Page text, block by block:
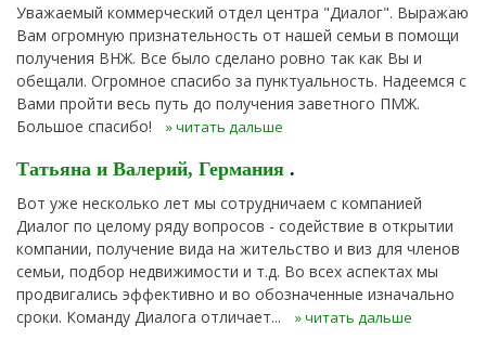
Уважаемый коммерческий отдел центра "Диалог". Выражаю
Вам огромную признательность от нашей семьи в помощи
получения ВНЖ. Все было сделано ровно так как Вы и
обещали. Огромное спасибо за пунктуальность. Надеемся с
Вами пройти весь путь до получения заветного ПМЖ.
Большое спасибо!
» читать дальше
Татьяна и Валерий, Германия .
Вот уже несколько лет мы сотрудничаем с компанией
Диалог по целому ряду вопросов - содействие в открытии
компании, получение вида на жительство и виз для членов
семьи, подбор недвижимости и т.д. Во всех аспектах мы
продвигались эффективно и во обозначенные изначально
сроки. Команду Диалога отличает...
» читать дальше